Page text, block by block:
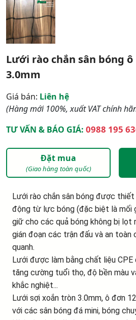
Lưới rào chắn sân bóng ô
3.0mm
Giá bán: Liên hệ
(Hàng mới 100%, xuất VAT chính
TƯ VẤN & BÁO GIÁ: 0988 195
Đặt mua
(Giao hàng toàn quốc)
Lưới rào chắn sân bóng được
động từ lực bóng (đặc biệt là mối
giữ cho các quả bóng không bị lọt
gián đoạn các trận đấu và an toàn
quanh.
Lưới được làm bằng chất liệu CPE
tăng cường tuổi thọ, độ bền màu
khắc nghiệt...
Lưới sợi xoắn tròn 3.0mm, ô đơn
với các sân bóng đá mini, bóng